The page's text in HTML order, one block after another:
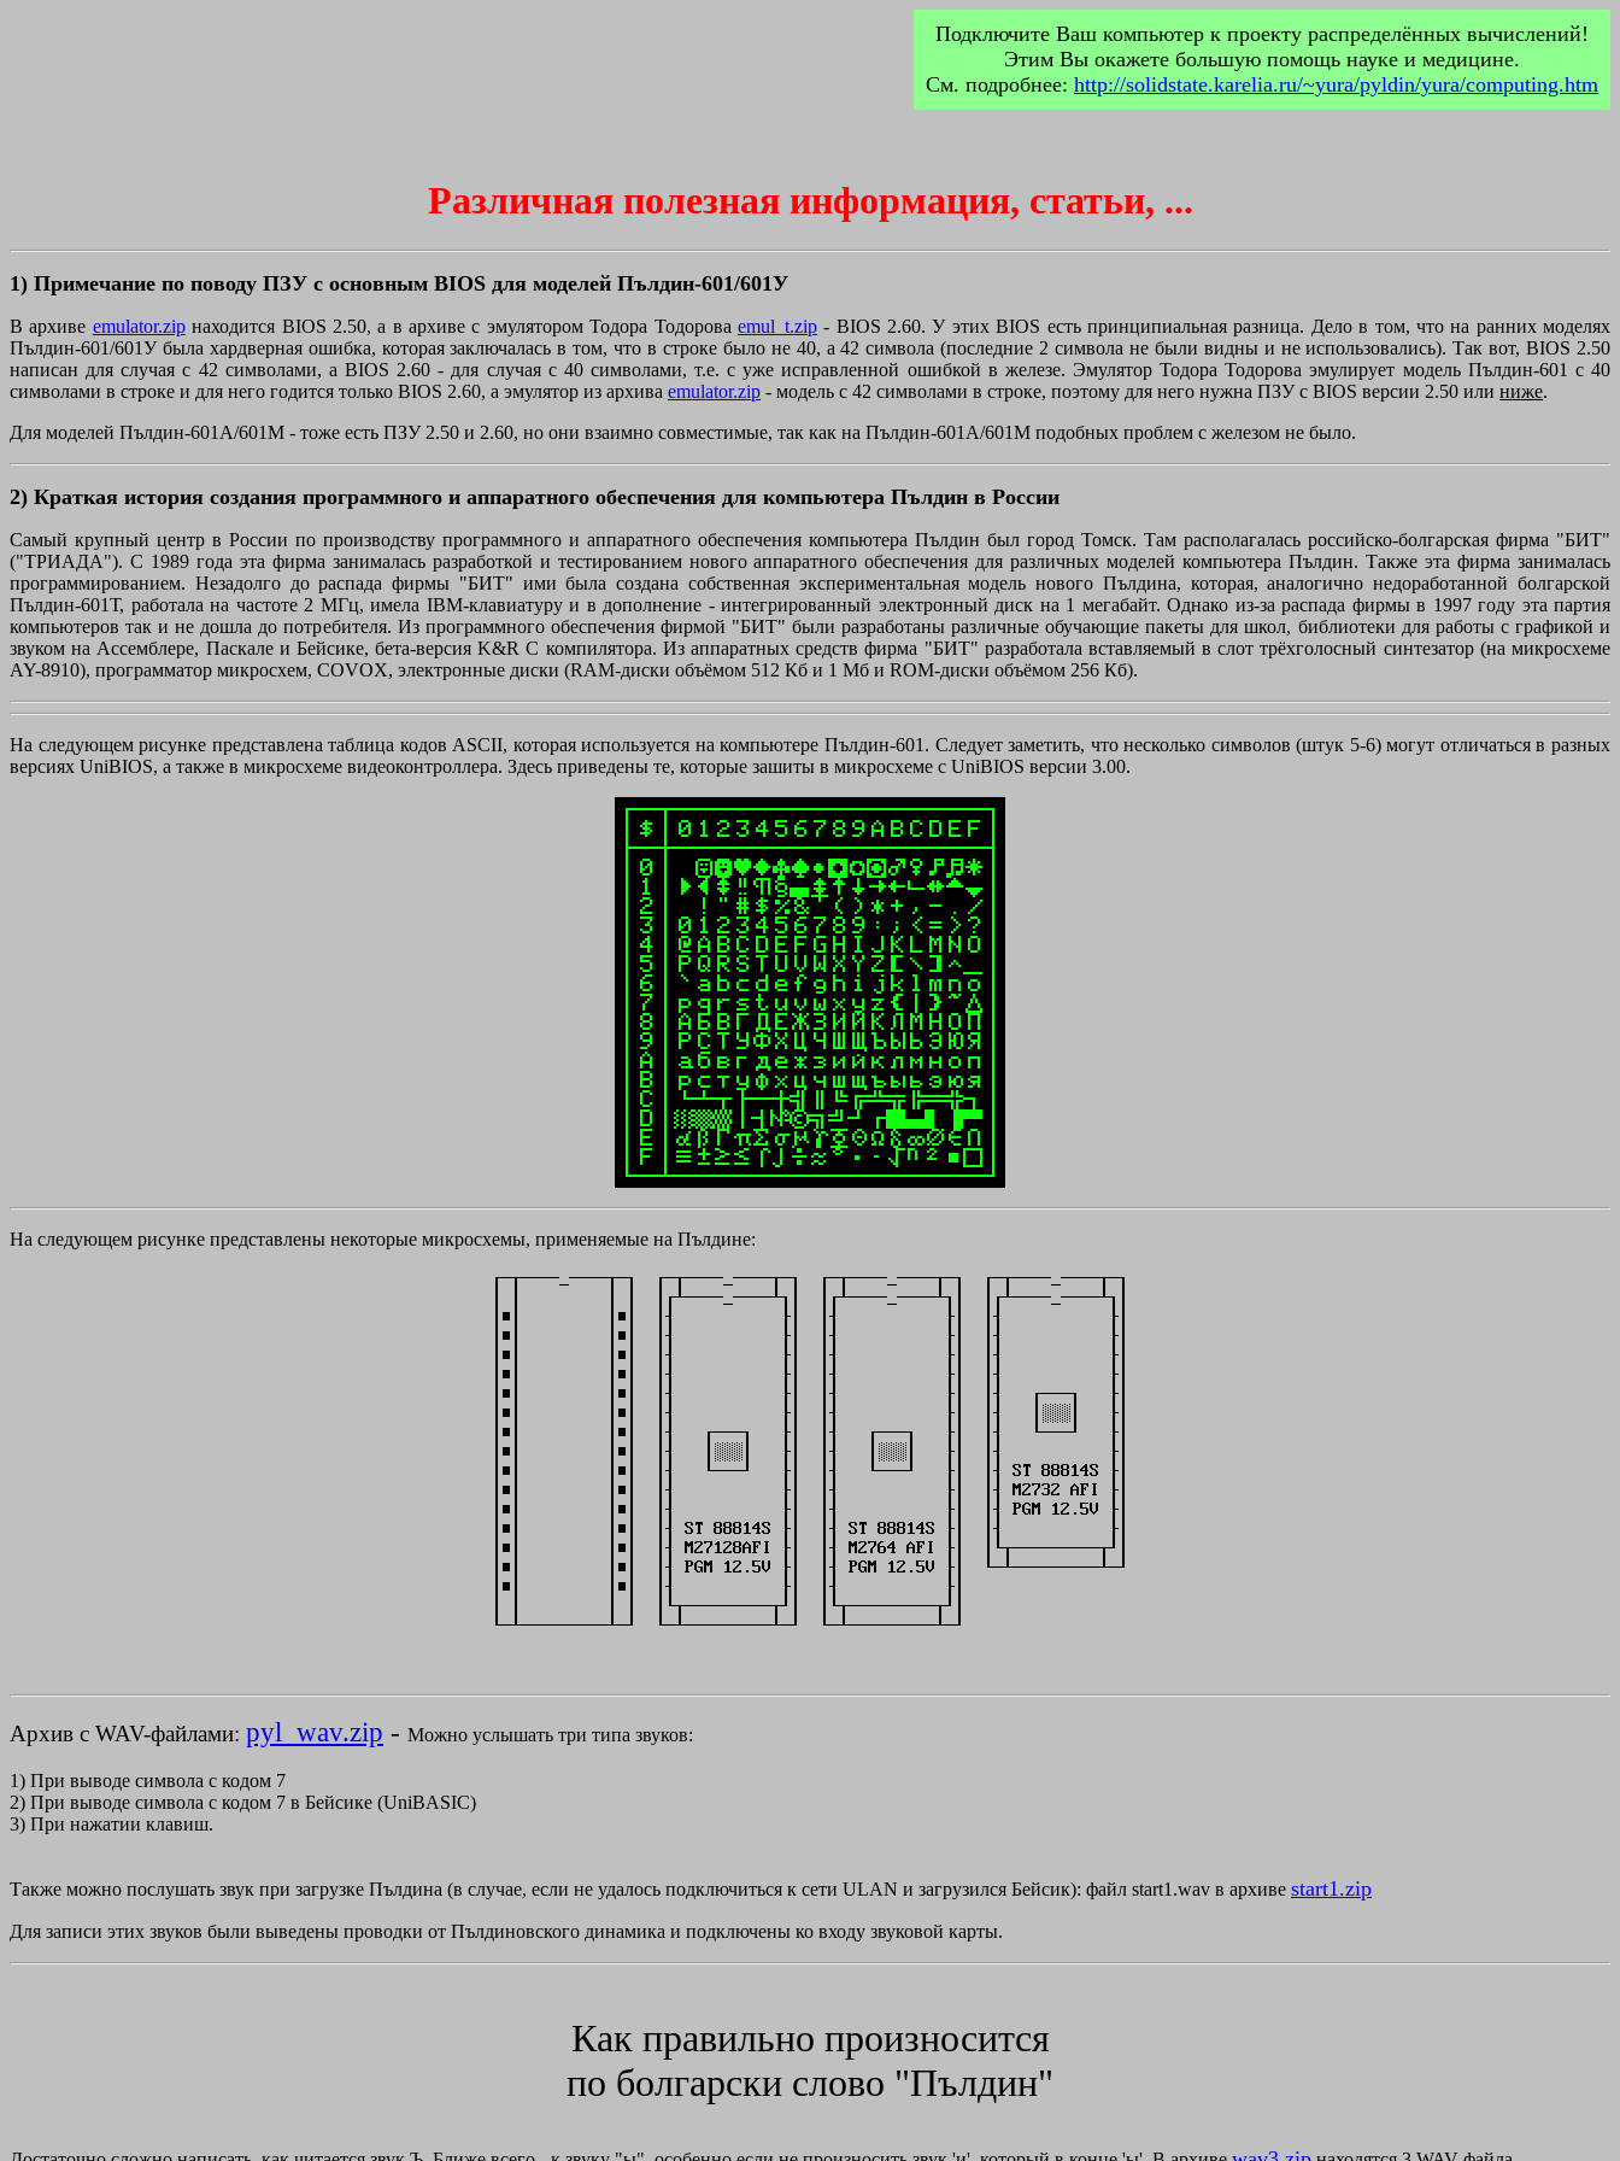
Подключите Ваш компьютер к проекту распределённых вычислений!
Этим Вы окажете большую помощь науке и медицине.
См. подробнее: http://solidstate.karelia.ru/~yura/pyldin/yura/computing.htm
Различная полезная информация, статьи, ...
1) Примечание по поводу ПЗУ с основным BIOS для моделей Пълдин-601/601У
В архиве emulator.zipнаходится BIOS 2.50, а в архиве с эмулятором Тодора Тодорова emul_t.zip- BIOS 2.60. У этих BIOS есть принципиальная разница. Дело в том, что на ранних моделях
Пълдин-601/601У была хардверная ошибка, которая заключалась в том, что в строке было не 40, а 42 символа (последние 2 символа не были видны и не использовались). Так вот, BIOS 2.50
написан для случая с 42 символами, а BIOS 2.60 - для случая с 40 символами, т.е. с уже исправленной ошибкой в железе. Эмулятор Тодора Тодорова эмулирует модель Пълдин-601 с 40
символами в строке и для него годится только BIOS 2.60, а эмулятор из архива emulator.zip - модель с 42 символами в строке, поэтому для него нужна ПЗУ с BIOS версии 2.50 или ниже.
Для моделей Пълдин-601А/601М - тоже есть ПЗУ 2.50 и 2.60, но они взаимно совместимые, так как на Пълдин-601А/601М подобных проблем с железом не было.
2) Краткая история создания программного и аппаратного обеспечения для компьютера Пълдин в России
Самый крупный центр в России по производству программного и аппаратного обеспечения компьютера Пълдин был город Томск. Там располагалась российско-болгарская фирма "БИТ"
("ТРИАДА"). С 1989 года эта фирма занималась разработкой и тестированием нового аппаратного обеспечения для различных моделей компьютера Пълдин. Также эта фирма занималась
программированием. Незадолго до распада фирмы "БИТ" ими была создана собственная экспериментальная модель нового Пълдина, которая, аналогично недоработанной болгарской
Пълдин-601Т, работала на частоте 2 МГц, имела IBM-клавиатуру и в дополнение - интегрированный электронный диск на 1 мегабайт. Однако из-за распада фирмы в 1997 году эта партия
компьютеров так и не дошла до потребителя. Из программного обеспечения фирмой "БИТ" были разработаны различные обучающие пакеты для школ, библиотеки для работы с графикой и
звуком на Ассемблере, Паскале и Бейсике, бета-версия K&R C компилятора. Из аппаратных средств фирма "БИТ" разработала вставляемый в слот трёхголосный синтезатор (на микросхеме
AY-8910), программатор микросхем, COVOX, электронные диски (RAM-диски объёмом 512 Кб и 1 Мб и ROM-диски объёмом 256 Кб).
На следующем рисунке представлена таблица кодов ASCII, которая используется на компьютере Пълдин-601. Следует заметить, что несколько символов (штук 5-6) могут отличаться в разных
версиях UniBIOS, а также в микросхеме видеоконтроллера. Здесь приведены те, которые зашиты в микросхеме с UniBIOS версии 3.00.
На следующем рисунке представлены некоторые микросхемы, применяемые на Пълдине:
Архив с WAV-файлами: pyl_wav.zip - Можно услышать три типа звуков:
1) При выводе символа с кодом 7
2) При выводе символа с кодом 7 в Бейсике (UniBASIC)
3) При нажатии клавиш.
Также можно послушать звук при загрузке Пълдина (в случае, если не удалось подключиться к сети ULAN и загрузился Бейсик): файл start1.wav в архиве start1.zip
Для записи этих звуков были выведены проводки от Пълдиновского динамика и подключены ко входу звуковой карты.
Как правильно произносится
по болгарски слово "Пълдин"